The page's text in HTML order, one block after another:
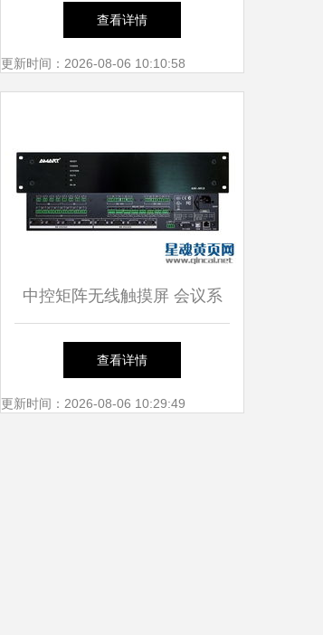
的集成化路径与行业重构
查看详情
更新时间：2026-08-06 10:10:58
中控矩阵无线触摸屏 会议系
统智能控制集成的理想选择
查看详情
更新时间：2026-08-06 10:29:49